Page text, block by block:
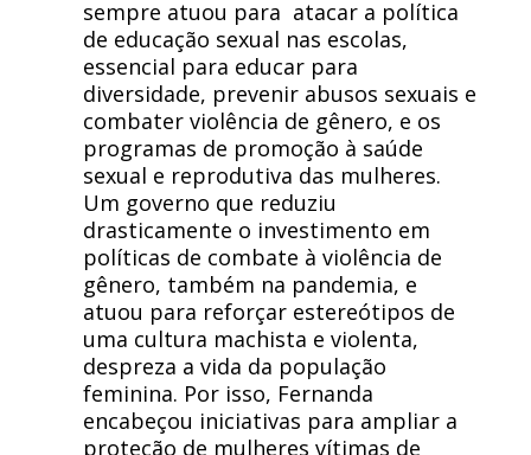
sempre atuou para atacar a política
de educação sexual nas escolas,
essencial para educar para
diversidade, prevenir abusos sexuais e
combater violência de gênero, e os
programas de promoção à saúde
sexual e reprodutiva das mulheres.
Um governo que reduziu
drasticamente o investimento em
políticas de combate à violência de
gênero, também na pandemia, e
atuou para reforçar estereótipos de
uma cultura machista e violenta,
despreza a vida da população
feminina. Por isso, Fernanda
encabeçou iniciativas para ampliar a
proteção de mulheres vítimas de